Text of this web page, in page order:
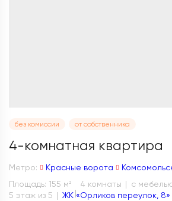
без комиссии от собственника
4-комнатная квартира
Метро: Красные ворота
Площадь: 155 м 2 4 комнаты
с
5 этаж из 5
ЖК «Орликов переулок, 8»